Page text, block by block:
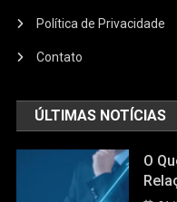
Política de Privacidade
Contato
ÚLTIMAS NOTÍCIAS
O